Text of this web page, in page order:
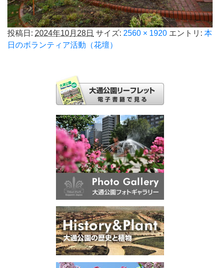
投稿日: 2024年10月28日 サイズ: 2560 × 1920 エントリ: 本
日のボランティア活動（花壇）